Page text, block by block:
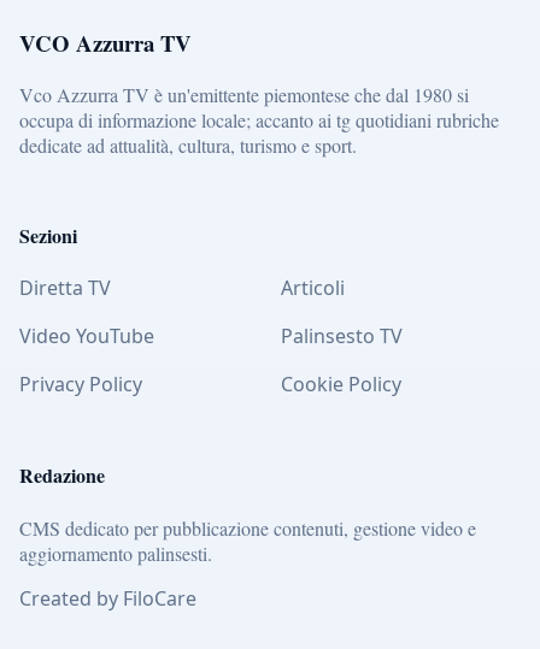
VCO Azzurra TV
Vco Azzurra TV è un'emittente piemontese che dal 1980 si
occupa di informazione locale; accanto ai tg quotidiani rubriche
dedicate ad attualità, cultura, turismo e sport.
Sezioni
Diretta TV
Articoli
Video YouTube
Palinsesto TV
Privacy Policy
Cookie Policy
Redazione
CMS dedicato per pubblicazione contenuti, gestione video e
aggiornamento palinsesti.
Created by FiloCare